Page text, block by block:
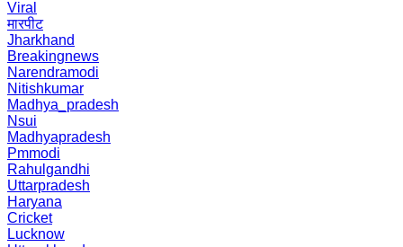
Viral
मारपीट
Jharkhand
Breakingnews
Narendramodi
Nitishkumar
Madhya_pradesh
Nsui
Madhyapradesh
Pmmodi
Rahulgandhi
Uttarpradesh
Haryana
Cricket
Lucknow